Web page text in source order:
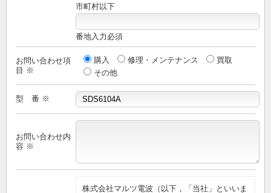
市町村以下
番地入力必須
お問い合わせ項
目 ※
購入 修理・メンテナンス
買取
その他
型 番 ※
お問い合わせ内
容 ※
株式会社マルツ電波（以下，「当社」といいま